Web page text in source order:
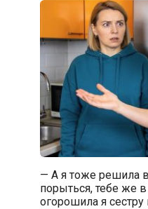
— А я тоже решила
порыться, тебе же
огорошила я